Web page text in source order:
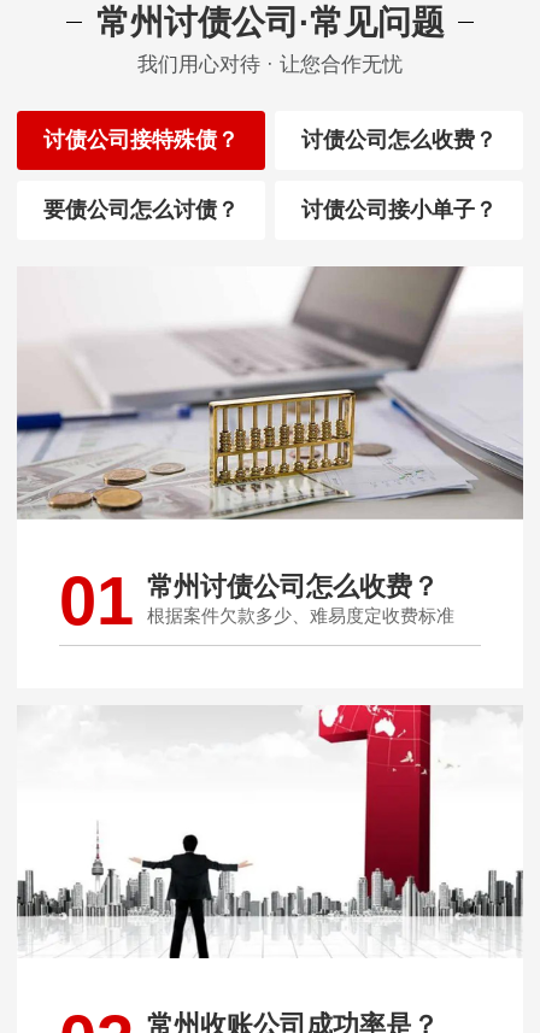
常州讨债公司·常见问题
我们用心对待 · 让您合作无忧
讨债公司接特殊债？ 讨债公司怎么收费？
要债公司怎么讨债？ 讨债公司接小单子？
01 常州讨债公司怎么收费？
根据案件欠款多少、难易度定收费标准
常州收账公司成功率是？